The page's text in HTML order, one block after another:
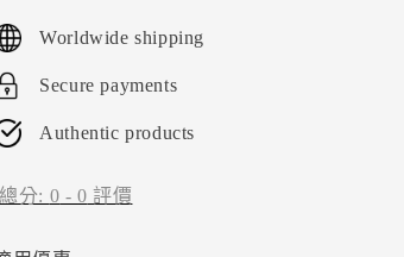
Worldwide shipping
Secure payments
Authentic products
總分: 0 -0 評價